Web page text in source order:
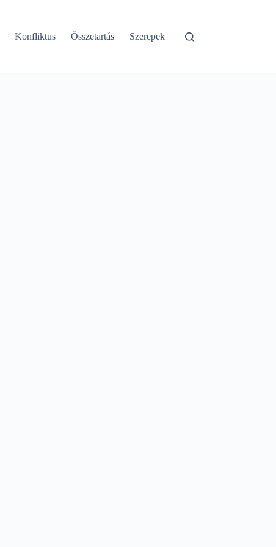
Konfliktus Összetartás Szerepek